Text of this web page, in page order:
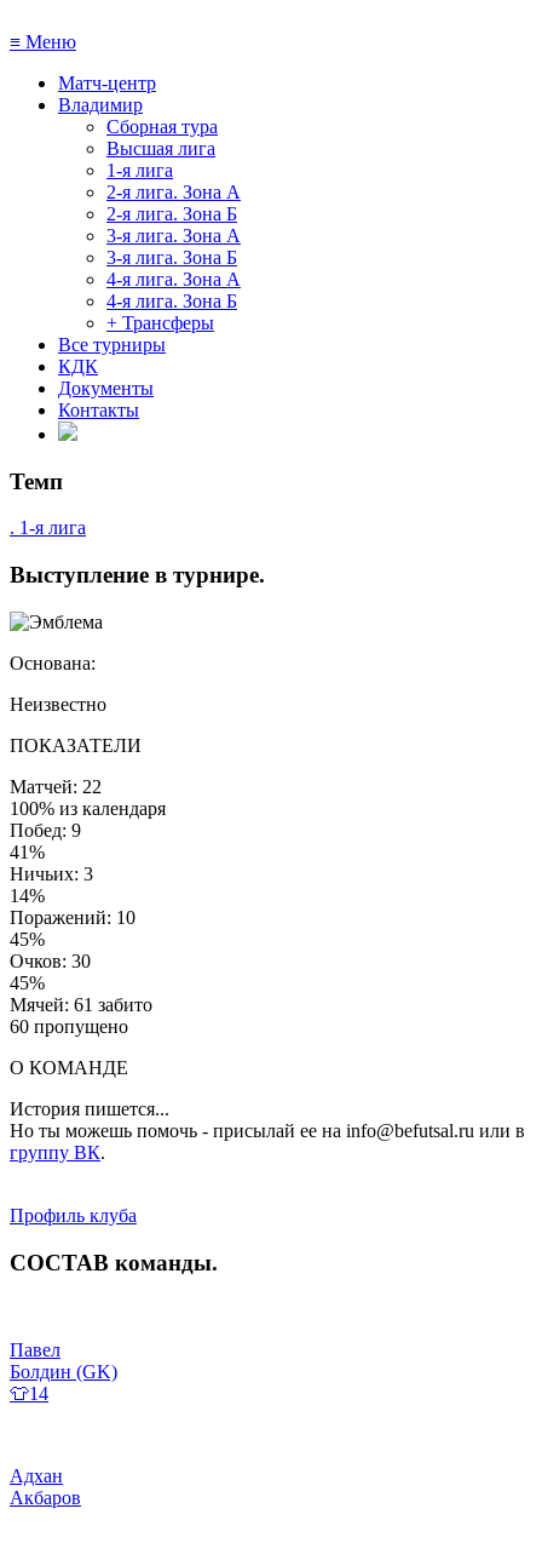
≡ Меню
Матч-центр
Владимир
Сборная тура
Высшая лига
1-я лига
2-я лига. Зона А
2-я лига. Зона Б
3-я лига. Зона А
3-я лига. Зона Б
4-я лига. Зона А
4-я лига. Зона Б
+ Трансферы
Все турниры
КДК
Документы
Контакты
Темп
. 1-я лига
Выступление в турнире.
Основана:
Неизвестно
ПОКАЗАТЕЛИ
Матчей: 22
100% из календаря
Побед: 9
41%
Ничьих: 3
14%
Поражений: 10
45%
Очков: 30
45%
Мячей: 61 забито
60 пропущено
О КОМАНДЕ
История пишется...
Но ты можешь помочь - присылай ее на info@befutsal.ru или в
группу ВК.
Профиль клуба
СОСТАВ команды.
Павел
Болдин (GK)
👕14
Адхан
Акбаров